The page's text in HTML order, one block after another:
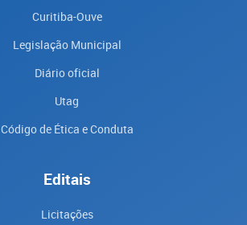
Curitiba-Ouve
Legislação Municipal
Diário oficial
Utag
Código de Ética e Conduta
Editais
Licitações